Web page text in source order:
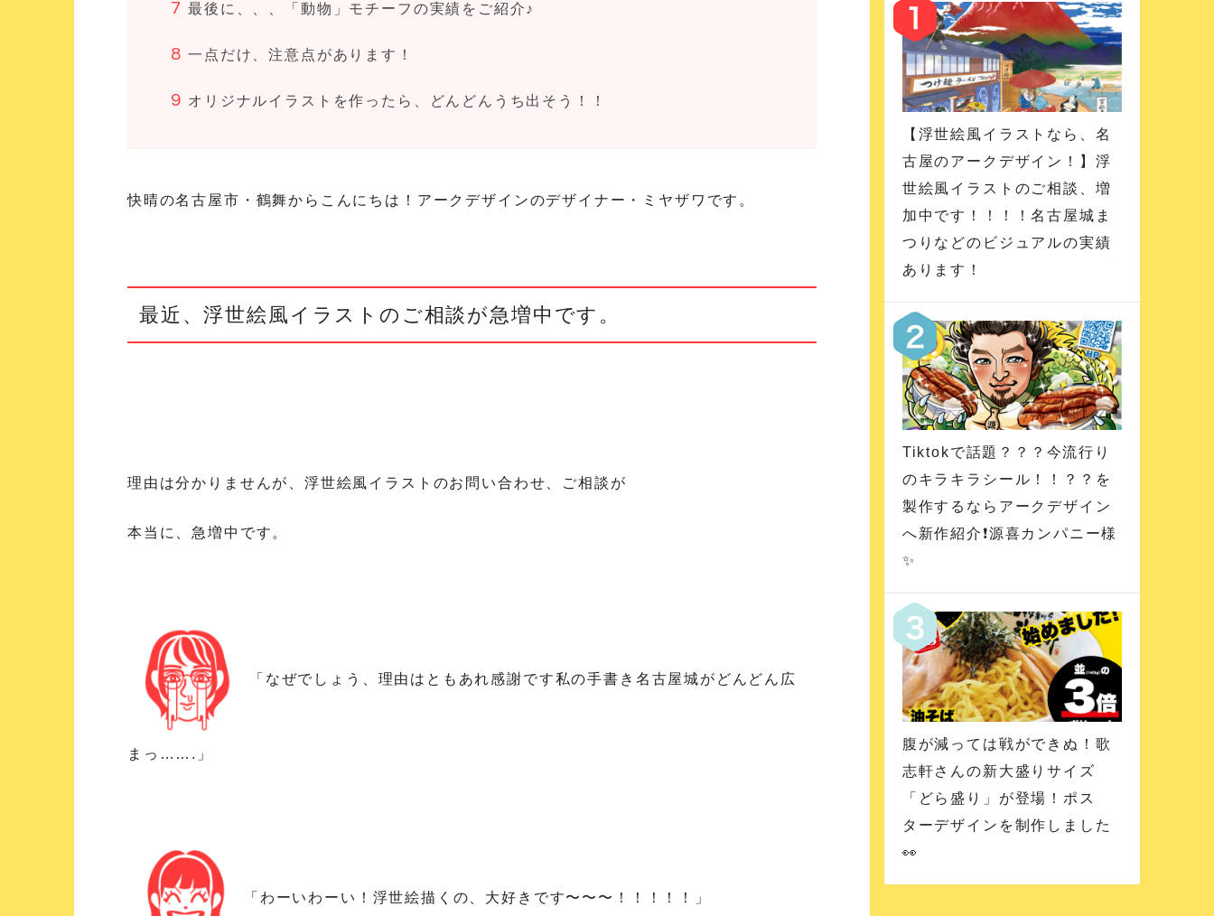
最後に、、、「動物」モチーフの実績をご紹介♪
一点だけ、注意点があります！
オリジナルイラストを作ったら、どんどんうち出そう！！
快晴の名古屋市・鶴舞からこんにちは！アークデザインのデザイナー・ミヤザワです。
最近、浮世絵風イラストのご相談が急増中です。
理由は分かりませんが、浮世絵風イラストのお問い合わせ、ご相談が
本当に、急増中です。
「なぜでしょう、理由はともあれ感謝です私の手書き名古屋城がどんどん広
まっ…….」
「わーいわーい！浮世絵描くの、大好きです〜〜〜！！！！！」
【浮世絵風イラストなら、名
古屋のアークデザイン！】浮
世絵風イラストのご相談、増
加中です！！！！名古屋城ま
つりなどのビジュアルの実績
あります！
Tiktokで話題？？？今流行り
のキラキラシール！！？？を
製作するならアークデザイン
へ新作紹介❗️源喜カンパニー様
✨
腹が減っては戦ができぬ！歌
志軒さんの新大盛りサイズ
「どら盛り」が登場！ポス
ターデザインを制作しました
👀